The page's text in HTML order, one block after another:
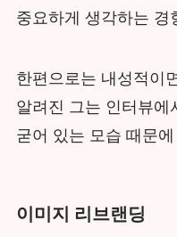
중요하게 생각하는 경
한편으로는 내성적이
알려진 그는 인터뷰에
굳어 있는 모습 때문
이미지 리브랜딩